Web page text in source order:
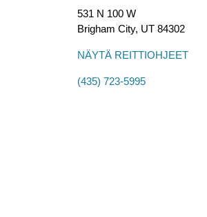
531 N 100 W
Brigham City, UT 84302
NÄYTÄ REITTIOHJEET
(435) 723-5995